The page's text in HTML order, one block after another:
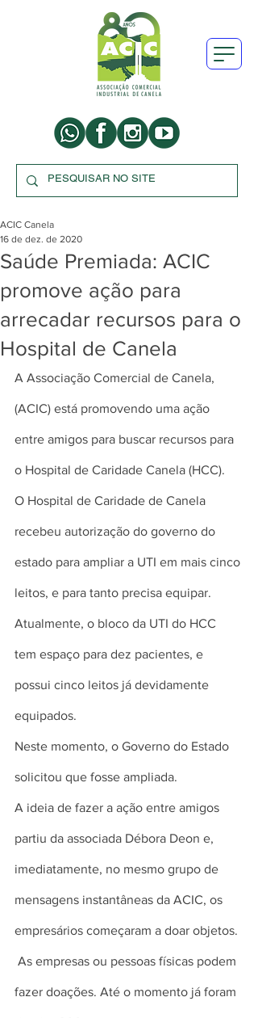
Saúde Premiada: ACIC
promove ação para
arrecadar recursos para o
Hospital de Canela
ACIC Canela
16 de dez. de 2020
A Associação Comercial de Canela,
(ACIC) está promovendo uma ação
entre amigos para buscar recursos para
o Hospital de Caridade Canela (HCC).
O Hospital de Caridade de Canela
recebeu autorização do governo do
estado para ampliar a UTI em mais cinco
leitos, e para tanto precisa equipar.
Atualmente, o bloco da UTI do HCC
tem espaço para dez pacientes, e
possui cinco leitos já devidamente
equipados.
Neste momento, o Governo do Estado
solicitou que fosse ampliada.
A ideia de fazer a ação entre amigos
partiu da associada Débora Deon e,
imediatamente, no mesmo grupo de
mensagens instantâneas da ACIC, os
empresários começaram a doar objetos.
As empresas ou pessoas físicas podem
fazer doações. Até o momento já foram